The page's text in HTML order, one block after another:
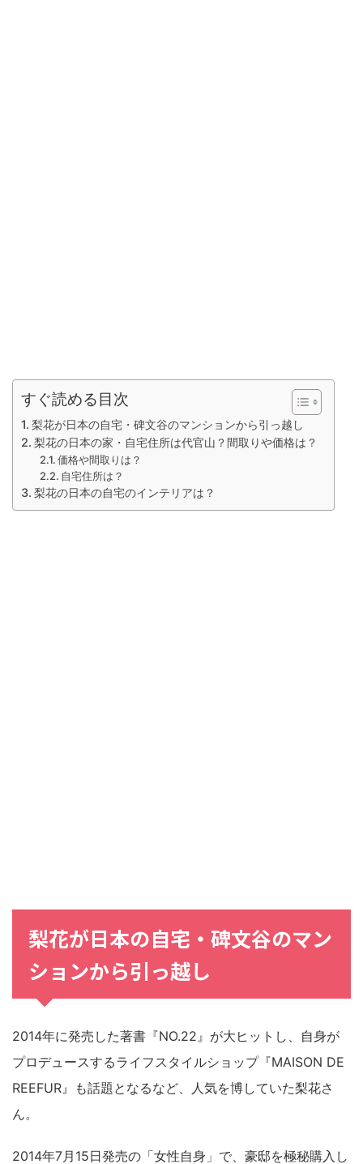
すぐ読める目次
梨花が日本の自宅・碑文谷のマンションから引っ越し
梨花の日本の家・自宅住所は代官山？間取りや価格は？
価格や間取りは？
自宅住所は？
梨花の日本の自宅のインテリアは？
梨花が日本の自宅・碑文谷のマン
ションから引っ越し
2014年に発売した著書『NO.22』が大ヒットし、自身が
プロデュースするライフスタイルショップ『MAISON DE
REEFUR』も話題となるなど、人気を博していた梨花さ
ん。
2014年7月15日発売の「女性自身」で、豪邸を極秘購入し